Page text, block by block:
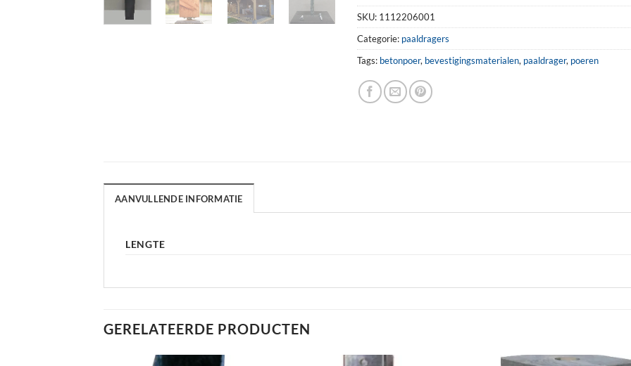
SKU: 1112206001
Categorie: paaldragers
Tags: betonpoer, bevestigingsmaterialen, paaldrager, poeren
AANVULLENDE INFORMATIE
LENGTE
GERELATEERDE PRODUCTEN